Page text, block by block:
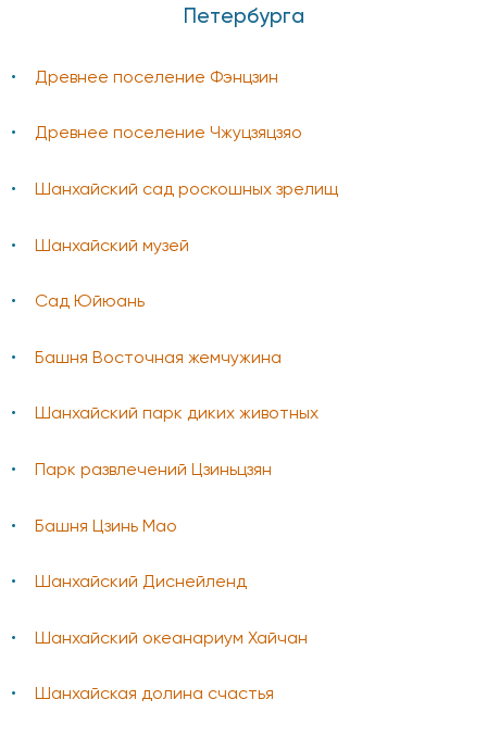
Петербурга
Древнее поселение Фэнцзин
Древнее поселение Чжуцзяцзяо
Шанхайский сад роскошных зрелищ
Шанхайский музей
Сад Юйюань
Башня Восточная жемчужина
Шанхайский парк диких животных
Парк развлечений Цзиньцзян
Башня Цзинь Мао
Шанхайский Диснейленд
Шанхайский океанариум Хайчан
Шанхайская долина счастья